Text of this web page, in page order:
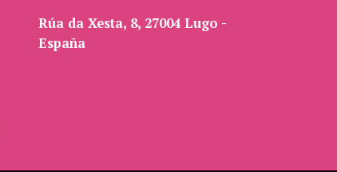
Rúa da Xesta, 8, 27004 Lugo -
España